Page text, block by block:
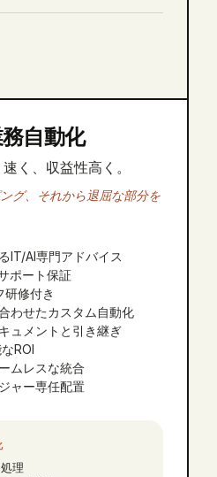
自動化
く、収益性高く。
グ、それから退屈な部分を
IT/AI専門アドバイス
ポート保証
研修付き
わせたカスタム自動化
ュメントと引き継ぎ
ROI
ムレスな統合
ャー専任配置
理